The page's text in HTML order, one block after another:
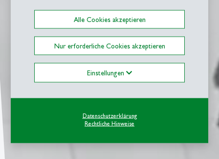
Alle Cookies akzeptieren
Nur erforderliche Cookies akzeptieren
Einstellungen
Datenschutzerklärung
Rechtliche Hinweise